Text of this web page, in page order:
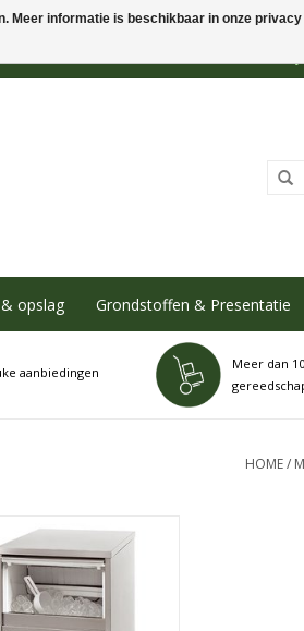
opslag Grondstoffen & Presentatie
aanbiedingen
Meer dan
HOME/
Deze ijsblokjesmachine
ca. 40 kg ijs per 24
geheel van roestvrij staal,
en werkt volgens
een inspuitsysteem.
informatie is beschikbaar in onze